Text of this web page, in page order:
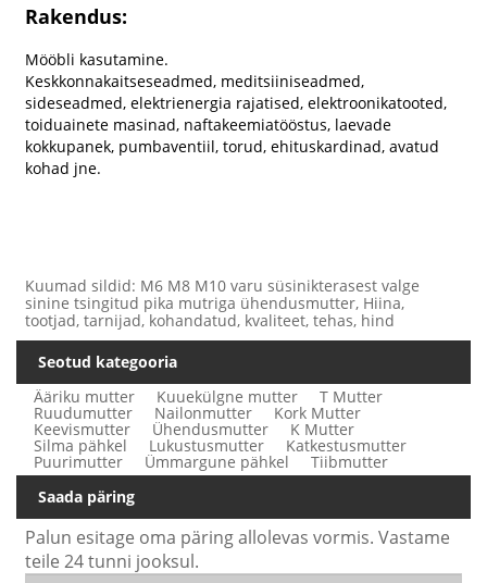
Rakendus:
Mööbli kasutamine.
Keskkonnakaitseseadmed, meditsiiniseadmed,
sideseadmed, elektrienergia rajatised, elektroonikatooted,
toiduainete masinad, naftakeemiatööstus, laevade
kokkupanek, pumbaventiil, torud, ehituskardinad, avatud
kohad jne.
Kuumad sildid: M6 M8 M10 varu süsinikterasest valge
sinine tsingitud pika mutriga ühendusmutter, Hiina,
tootjad, tarnijad, kohandatud, kvaliteet, tehas, hind
Seotud kategooria
Ääriku mutter
Kuuekülgne mutter T Mutter
Ruudumutter Nailonmutter Kork Mutter
Keevismutter Ühendusmutter K Mutter
Silma pähkel Lukustusmutter Katkestusmutter
Puurimutter Ümmargune pähkel
Tiibmutter
Saada päring
Palun esitage oma päring allolevas vormis. Vastame
teile 24 tunni jooksul.